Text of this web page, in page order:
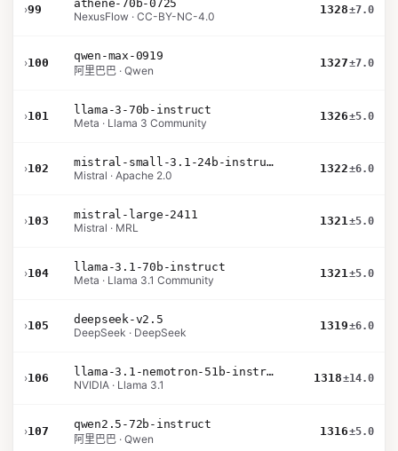
›99
athene-70b-0725
NexusFlow · CC-BY-NC-4.0
1328±7.0
›100
qwen-max-0919
阿里巴巴 · Qwen
1327±7.0
›101
llama-3-70b-instruct
Meta · Llama 3 Community
1326±5.0
›102
mistral-small-3.1-24b-instruct-2503
Mistral · Apache 2.0
1322±6.0
›103
mistral-large-2411
Mistral · MRL
1321±5.0
›104
llama-3.1-70b-instruct
Meta · Llama 3.1 Community
1321±5.0
›105
deepseek-v2.5
DeepSeek · DeepSeek
1319±6.0
›106
llama-3.1-nemotron-51b-instruct
NVIDIA · Llama 3.1
1318±14.0
›107
qwen2.5-72b-instruct
阿里巴巴 · Qwen
1316±5.0